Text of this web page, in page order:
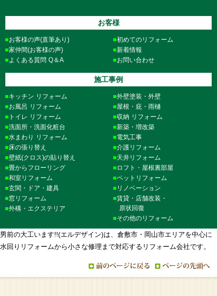
お客様
お客様の声(直筆あり)
家仲間(お客様の声)
よくある質問 Q＆A
初めてのリフォーム
新着情報
お問い合わせ
施工事例
キッチン リフォーム
お風呂 リフォーム
トイレ リフォーム
洗面所・洗面化粧台
水まわり リフォーム
床の張り替え
壁紙(クロス)の貼り替え
畳からフローリング
和室リフォーム
玄関・ドア・建具
窓リフォーム
外構・エクステリア
外壁塗装・外壁
屋根・庇・雨樋
収納 リフォーム
新築・増改築
電気工事
介護リフォーム
天井リフォーム
ロフト・屋根裏部屋
ペットリフォーム
リノベーション
賃貸・店舗改装・
原状回復
その他のリフォーム
男前の大工います!!(エルデザイン)は、倉敷市・岡山市エリアを中心に
水回りリフォームから小さな修理まで対応するリフォーム会社です。